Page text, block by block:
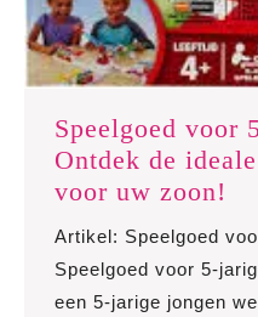
Speelgoed voor
Ontdek de
voor uw zoon!
5-
Artikel: Speelgoed
Speelgoed voor 5-
een 5-jarige jongen